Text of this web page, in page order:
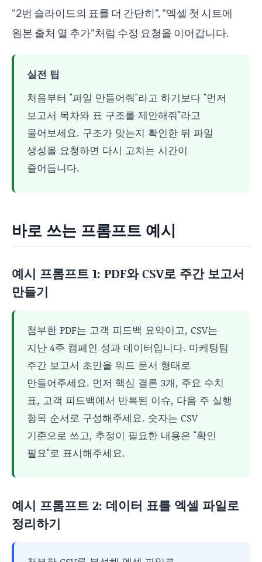
"2번 슬라이드의 표를 더 간단히", "엑셀 첫 시트에
원본 출처 열 추가"처럼 수정 요청을 이어갑니다.
실전 팁
처음부터 "파일 만들어줘"라고 하기보다 "먼저
보고서 목차와 표 구조를 제안해줘"라고
물어보세요. 구조가 맞는지 확인한 뒤 파일
생성을 요청하면 다시 고치는 시간이
줄어듭니다.
바로 쓰는 프롬프트 예시
예시 프롬프트 1: PDF와 CSV로 주간 보고서
만들기
첨부한 PDF는 고객 피드백 요약이고, CSV는
지난 4주 캠페인 성과 데이터입니다. 마케팅팀
주간 보고서 초안을 워드 문서 형태로
만들어주세요. 먼저 핵심 결론 3개, 주요 수치
표, 고객 피드백에서 반복된 이슈, 다음 주 실행
항목 순서로 구성해주세요. 숫자는 CSV
기준으로 쓰고, 추정이 필요한 내용은 "확인
필요"로 표시해주세요.
예시 프롬프트 2: 데이터 표를 엑셀 파일로
정리하기